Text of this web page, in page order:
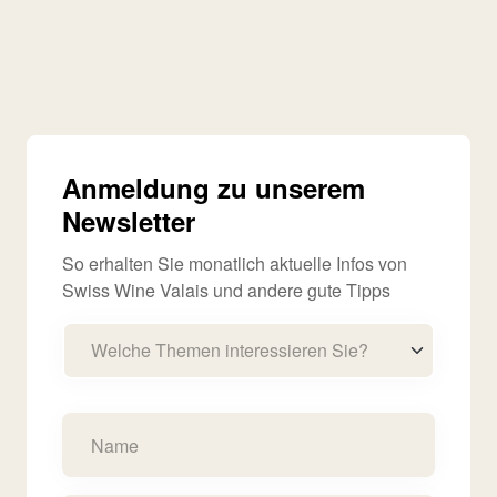
Anmeldung zu unserem
Newsletter
So erhalten Sie monatlich aktuelle Infos von
Swiss Wine Valais und andere gute Tipps
Welche Themen interessieren Sie?